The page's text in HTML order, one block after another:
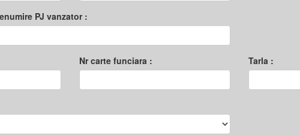
PJ vanzator :
Nr carte funciara : Tarla :